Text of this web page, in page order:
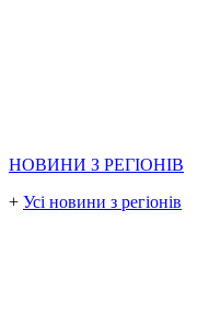
НОВИНИ З РЕГІОНІВ
+ Усі новини з регіонів